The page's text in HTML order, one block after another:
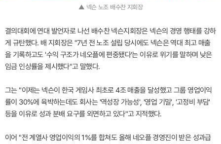
▲ 넥슨 노조 배수찬 지회장
결의대회에 연대 발언자로 나선 배수찬 넥슨지회장은 넥슨의 경영 행태를 강하
게 규탄했다. 배 지회장은 "7년 전 노조 설립 당시에도 넥슨은 역대 최고 매출
을 기록하고도 '수익 구조가 네오플에 편중됐다'는 이유로 위기를 말하며 낮은
임금 인상률을 제시했다"고 말했다.
그는 "이제는 넥슨이 한국 게임사 최초로 4조 매출을 달성했고 그룹 영업이익
률이 30%에 육박하는데도 회사는 '역성장 가능성', '영업 기밀', '고정비 부담'
등을 이유로 성과 분배 요구를 외면하고 있다"고 지적했다.
이어 "전 계열사 영업이익의 1%를 합쳐도 올해 네오플 경영진이 받은 성과급